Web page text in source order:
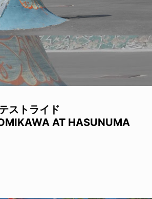
ストライド
AT HASUNUMA